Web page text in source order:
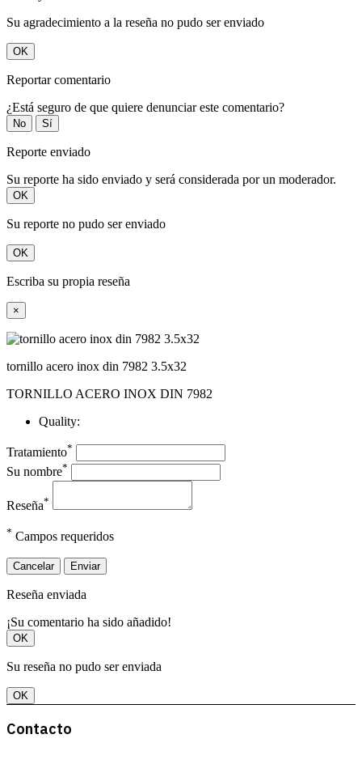
Su agradecimiento a la reseña no pudo ser enviado
OK
Reportar comentario
¿Está seguro de que quiere denunciar este comentario?
No Sí
Reporte enviado
Su reporte ha sido enviado y será considerada por un moderador.
OK
Su reporte no pudo ser enviado
OK
Escriba su propia reseña
×
tornillo acero inox din 7982 3.5x32
TORNILLO ACERO INOX DIN 7982
Quality:
Tratamiento*
Su nombre*
Reseña*
* Campos requeridos
Cancelar Enviar
Reseña enviada
¡Su comentario ha sido añadido!
OK
Su reseña no pudo ser enviada
OK
Contacto